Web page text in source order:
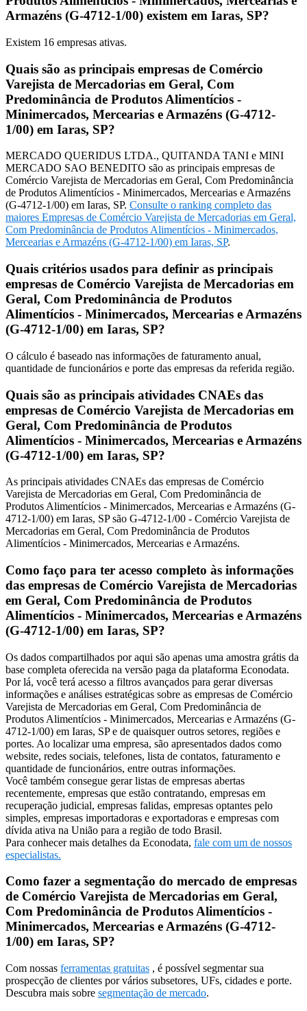
Armazéns (G-4712-1/00) existem em Iaras, SP?
Existem 16 empresas ativas.
Quais são as principais empresas de Comércio
Varejista de Mercadorias em Geral, Com
Predominância de Produtos Alimentícios -
Minimercados, Mercearias e Armazéns (G-4712-
1/00) em Iaras, SP?
MERCADO QUERIDUS LTDA., QUITANDA TANI e MINI
MERCADO SAO BENEDITO são as principais empresas de
Comércio Varejista de Mercadorias em Geral, Com Predominância
de Produtos Alimentícios - Minimercados, Mercearias e Armazéns
(G-4712-1/00) em Iaras, SP. Consulte o ranking completo das
maiores Empresas de Comércio Varejista de Mercadorias em Geral,
Com Predominância de Produtos Alimentícios - Minimercados,
Mercearias e Armazéns (G-4712-1/00) em Iaras, SP.
Quais critérios usados para definir as principais
empresas de Comércio Varejista de Mercadorias em
Geral, Com Predominância de Produtos
Alimentícios - Minimercados, Mercearias e Armazéns
(G-4712-1/00) em Iaras, SP?
O cálculo é baseado nas informações de faturamento anual,
quantidade de funcionários e porte das empresas da referida região.
Quais são as principais atividades CNAEs das
empresas de Comércio Varejista de Mercadorias em
Geral, Com Predominância de Produtos
Alimentícios - Minimercados, Mercearias e Armazéns
(G-4712-1/00) em Iaras, SP?
As principais atividades CNAEs das empresas de Comércio
Varejista de Mercadorias em Geral, Com Predominância de
Produtos Alimentícios - Minimercados, Mercearias e Armazéns (G-
4712-1/00) em Iaras, SP são G-4712-1/00 - Comércio Varejista de
Mercadorias em Geral, Com Predominância de Produtos
Alimentícios - Minimercados, Mercearias e Armazéns.
Como faço para ter acesso completo às informações
das empresas de Comércio Varejista de Mercadorias
em Geral, Com Predominância de Produtos
Alimentícios - Minimercados, Mercearias e Armazéns
(G-4712-1/00) em Iaras, SP?
Os dados compartilhados por aqui são apenas uma amostra grátis da
base completa oferecida na versão paga da plataforma Econodata.
Por lá, você terá acesso a filtros avançados para gerar diversas
informações e análises estratégicas sobre as empresas de Comércio
Varejista de Mercadorias em Geral, Com Predominância de
Produtos Alimentícios - Minimercados, Mercearias e Armazéns (G-
4712-1/00) em Iaras, SP e de quaisquer outros setores, regiões e
portes. Ao localizar uma empresa, são apresentados dados como
website, redes sociais, telefones, lista de contatos, faturamento e
quantidade de funcionários, entre outras informações.
Você também consegue gerar listas de empresas abertas
recentemente, empresas que estão contratando, empresas em
recuperação judicial, empresas falidas, empresas optantes pelo
simples, empresas importadoras e exportadoras e empresas com
dívida ativa na União para a região de todo Brasil.
Para conhecer mais detalhes da Econodata, fale com um de nossos
especialistas.
Como fazer a segmentação do mercado de empresas
de Comércio Varejista de Mercadorias em Geral,
Com Predominância de Produtos Alimentícios -
Minimercados, Mercearias e Armazéns (G-4712-
1/00) em Iaras, SP?
Com nossas ferramentas gratuitas , é possível segmentar sua
prospecção de clientes por vários subsetores, UFs, cidades e porte.
Descubra mais sobre segmentação de mercado.